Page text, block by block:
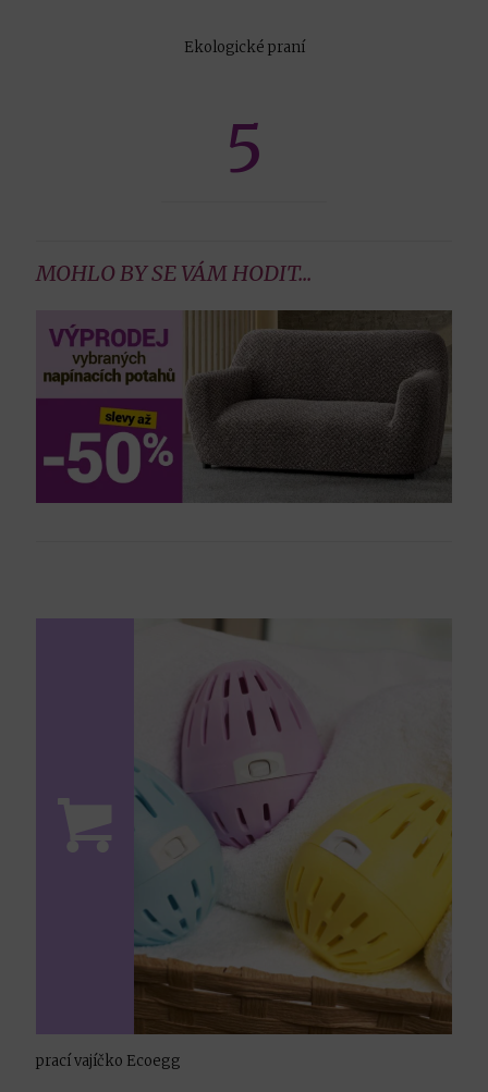
Ekologické praní
5
MOHLO BY SE VÁM HODIT...
prací vajíčko Ecoegg